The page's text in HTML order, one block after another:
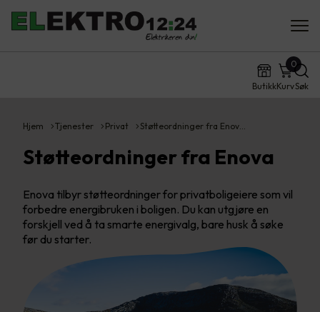
ButikkKurv
0
Søk
Hjem Tjenester Privat Støtteordninger fra Enov…
Støtteordninger fra Enova
Enova tilbyr støtteordninger for privatboligeiere som vil
forbedre energibruken i boligen. Du kan utgjøre en
forskjell ved å ta smarte energivalg, bare husk å søke
før du starter.